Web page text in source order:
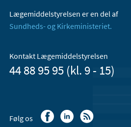
Lægemiddelstyrelsen er en del af
Sundheds- og Kirkeministeriet.
Kontakt Lægemiddelstyrelsen
44 88 95 95 (kl. 9 - 15)
Følg os